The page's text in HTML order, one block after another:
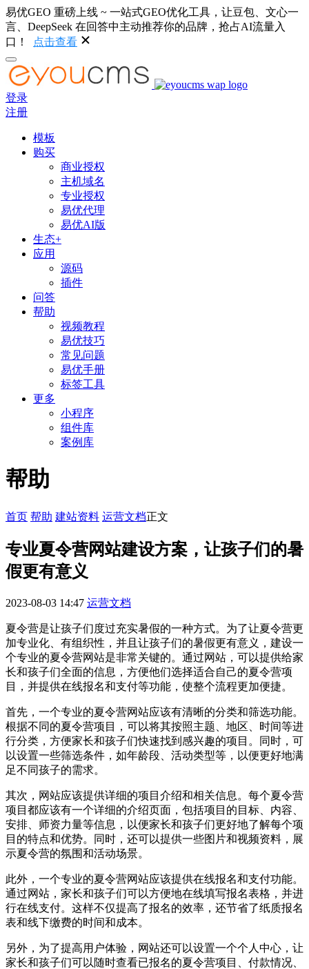
易优GEO 重磅上线 ~ 一站式GEO优化工具，让豆包、文心一
言、DeepSeek 在回答中主动推荐你的品牌，抢占AI流量入
口！
点击查看
登录
注册
模板
购买
商业授权
主机域名
专业授权
易优代理
易优AI版
生态+
应用
源码
插件
问答
帮助
视频教程
易优技巧
常见问题
易优手册
标签工具
更多
小程序
组件库
案例库
帮助
首页 帮助 建站资料 运营文档正文
专业夏令营网站建设方案，让孩子们的暑
假更有意义
2023-08-03 14:47 运营文档
夏令营是让孩子们度过充实暑假的一种方式。为了让夏令营更
加专业化、有组织性，并且让孩子们的暑假更有意义，建设一
个专业的夏令营网站是非常关键的。通过网站，可以提供给家
长和孩子们全面的信息，方便他们选择适合自己的夏令营项
目，并提供在线报名和支付等功能，使整个流程更加便捷。
首先，一个专业的夏令营网站应该有清晰的分类和筛选功能。
根据不同的夏令营项目，可以将其按照主题、地区、时间等进
行分类，方便家长和孩子们快速找到感兴趣的项目。同时，可
以设置一些筛选条件，如年龄段、活动类型等，以便更好地满
足不同孩子的需求。
其次，网站应该提供详细的项目介绍和相关信息。每个夏令营
项目都应该有一个详细的介绍页面，包括项目的目标、内容、
安排、师资力量等信息，以便家长和孩子们更好地了解每个项
目的特点和优势。同时，还可以提供一些图片和视频资料，展
示夏令营的氛围和活动场景。
此外，一个专业的夏令营网站应该提供在线报名和支付功能。
通过网站，家长和孩子们可以方便地在线填写报名表格，并进
行在线支付。这样不仅提高了报名的效率，还节省了纸质报名
表和线下缴费的时间和成本。
另外，为了提高用户体验，网站还可以设置一个个人中心，让
家长和孩子们可以随时查看已报名的夏令营项目、付款情况、